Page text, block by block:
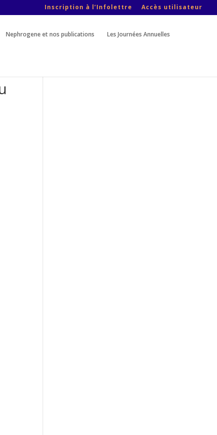
Inscription à l’Infolettre Accès utilisateur
Nephrogene et nos publications Les Journées Annuelles